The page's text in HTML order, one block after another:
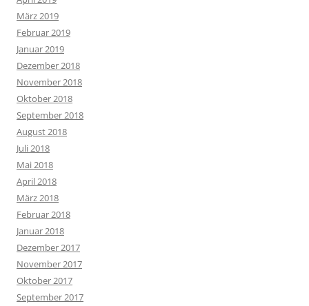
März 2019
Februar 2019
Januar 2019
Dezember 2018
November 2018
Oktober 2018
September 2018
August 2018
Juli 2018
Mai 2018
April 2018
März 2018
Februar 2018
Januar 2018
Dezember 2017
November 2017
Oktober 2017
September 2017